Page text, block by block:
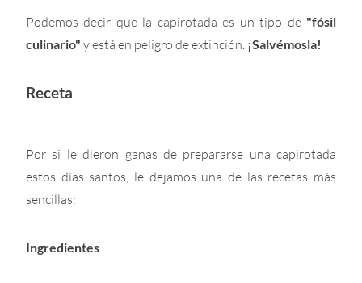
Podemos decir que la capirotada es un tipo de "fósil
culinario" y está en peligro de extinción. ¡Salvémosla!
Receta
Por si le dieron ganas de prepararse una capirotada
estos días santos, le dejamos una de las recetas más
sencillas:
Ingredientes